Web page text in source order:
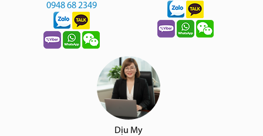
0948 68 2349
Dịu My